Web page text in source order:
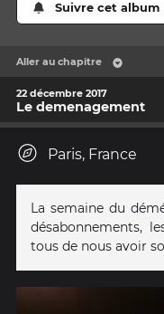
Suivre cet album
Aller au chapitre
22 décembre 2017
Le demenagement
Paris, France
La semaine du
désabonnements,
tous de nous avoir